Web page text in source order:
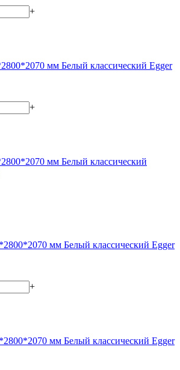
+
мм Белый классический Egger
+
мм Белый классический
мм Белый классический Egger
+
мм Белый классический Egger